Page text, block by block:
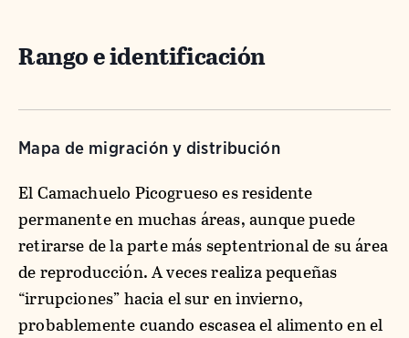
Rango e identificación
Mapa de migración y distribución
El Camachuelo Picogrueso es residente
permanente en muchas áreas, aunque puede
retirarse de la parte más septentrional de su área
de reproducción. A veces realiza pequeñas
“irrupciones” hacia el sur en invierno,
probablemente cuando escasea el alimento en el